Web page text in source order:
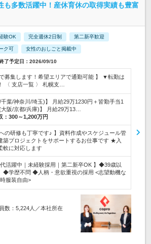
多数活躍中！産休育休の取得実績も豊富
験OK 完全週休2日制 第二新卒歓迎
ク可 女性のおしごと掲載中
了予定日：2026/09/10
で募集します！希望エリアで通勤可能 】 ▼転勤は
〈 支店一覧 〉 札幌支…
/千葉/神奈川/埼玉)】 月給29万1230円＋皆勤手当1
阪/京都/兵庫)】 月給29万13…
： 300～1,200万円
への研修も丁寧です♪ 】資料作成やスケジュール管
築プロジェクトをサポートするお仕事です ★入
軟に対応します
代活躍中｜未経験採用｜第二新卒OK 】◆39歳以
◆学歴不問 ◆人柄・意欲重視の採用 <志望動機な
服装自由>
数：5,224人／本社所在